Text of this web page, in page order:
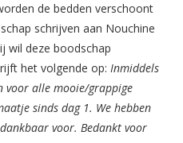
de bedden verschoont
schrijven aan Nouchine
wil deze boodschap
het volgende op: Inmiddels
voor alle mooie/grappige
sinds dag 1. We hebben
voor. Bedankt voor